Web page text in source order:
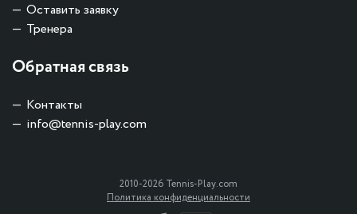
Оставить заявку
Тренера
Обратная связь
Контакты
info@tennis-play.com
2010-2026 Tennis-Play.com
Политика конфиденциальности